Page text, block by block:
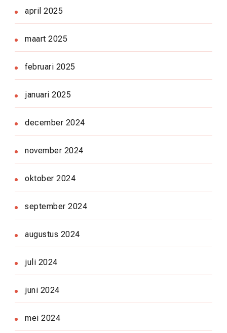
april 2025
maart 2025
februari 2025
januari 2025
december 2024
november 2024
oktober 2024
september 2024
augustus 2024
juli 2024
juni 2024
mei 2024